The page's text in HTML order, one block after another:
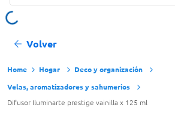
Volver
Hogar
Deco y organización
Velas, aromatizadores y sahumerios
Difusor Iluminarte prestige vainilla x 125 ml
Términos más buscados
Yerba
Cerveza
Doves
Jabon Tocador